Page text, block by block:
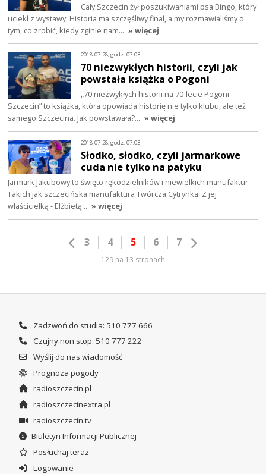
Cały Szczecin żył poszukiwaniami psa Bingo, który
uciekł z wystawy. Historia ma szczęśliwy finał, a my rozmawialiśmy o
tym, co zrobić, kiedy zginie nam… » więcej
2018-07-28, godz. 07:03
70 niezwykłych historii, czyli jak
powstała książka o Pogoni
„70 niezwykłych historii na 70-lecie Pogoni
Szczecin” to książka, która opowiada historię nie tylko klubu, ale też
samego Szczecina. Jak powstawała?… » więcej
2018-07-28, godz. 07:03
Słodko, słodko, czyli jarmarkowe
cuda nie tylko na patyku
Jarmark Jakubowy to święto rękodzielników i niewielkich manufaktur.
Takich jak szczecińska manufaktura Twórcza Cytrynka. Z jej
właścicielką - Elżbietą… » więcej
3 4 5 6 7
129 na 13 stronach
Zadzwoń do studia: 510 777 666
Czujny non stop: 510 777 222
Wyślij do nas wiadomość
Prognoza pogody
radioszczecin.pl
radioszczecinextra.pl
radioszczecin.tv
Biuletyn Informacji Publicznej
Posłuchaj teraz
Logowanie